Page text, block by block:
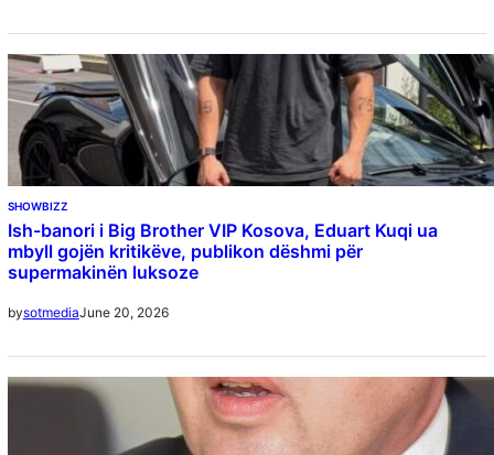
SHOWBIZZ
Ish-banori i Big Brother VIP Kosova, Eduart Kuqi ua
mbyll gojën kritikëve, publikon dëshmi për
supermakinën luksoze
bysotmediaJune 20, 2026